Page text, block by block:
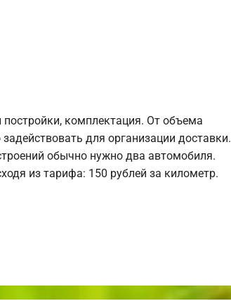
комплектация. От объема
для организации доставки.
обычно нужно два автомобиля.
из тарифа: 150 рублей за километр.